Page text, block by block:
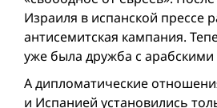
Израиля в испанской прессе
антисемитская кампания.
уже была дружба с арабскими
А дипломатические
и Испанией установились